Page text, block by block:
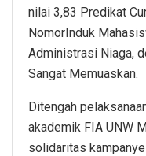
nilai 3,83 Predikat
NomorInduk
Administrasi Niaga,
Sangat Memuaskan.
Ditengah
akademik FIA UNW
solidaritas